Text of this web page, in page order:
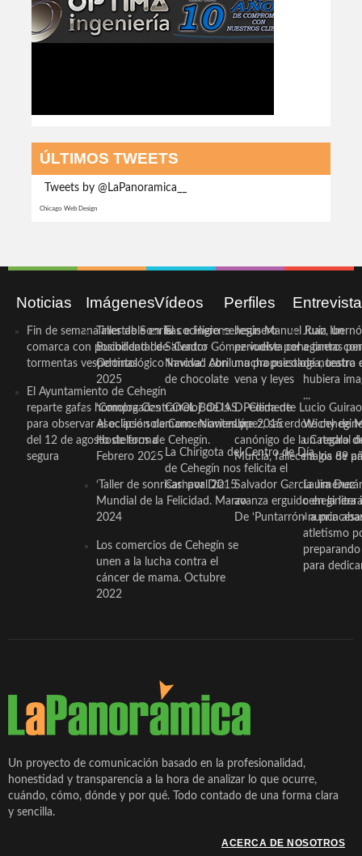
ÚLTIMOS TWEETS
Tweets by @LaPanoramica__
Chicago Web Design
Noticias
Fin de semana inestable en la
comarca con posibilidad de
tormentas vespertinas
El Ayuntamiento de Cehegín
reparte gafas homologadas
para observar el eclipse solar
del 12 de agosto de forma
segura
Imágenes
Taller de Sonrisas e Higiene
Bucodental de ‘Centro
Odontológico Innova’. Abril
2025
‘Compra Contrarreloj’ de la
Asociación de Comerciantes y
Hosteleros de Cehegín.
Febrero 2025
‘Taller de sonrisas’ por Día
Mundial de la Felicidad. Marzo
2024
Los comercios de Cehegín se
unen a la lucha contra el
cáncer de mama. Octubre
2022
Vídeos
El cocinero ceheginero
Salvador Gómez vuelve por
Navidad con una propuesta
de chocolate
COOL BODAS. Pedida de
mano. Noviembre 2015
La Chirigota del Centro de Día
de Cehegín nos felicita el
Carnaval 2015
Perfiles
Jesús Manuel Ruiz, un
periodista ceheginero con
mucha psicología, teatro
vena y leyes
D. Clemente Lucio Guirao
López, sacerdote
canónigo de la Catedral
Murcia, fallece a los 89
Salvador García Jiménez
avanza erguido en la
De ‘Puntarrón’ a
Juan
a tantas
de nuestra
hubiera
...
Wichy de
un regalo
magia de
Laura
ceheginera
«nunca
atletismo
para
Un proyecto de comunicación basado en la profesionalidad,
honestidad y transparencia a la hora de analizar lo que ocurre,
cuándo, cómo, dónde y por qué. Todo contado de una forma clara
y sencilla.
ACERCA DE NOSOTROS